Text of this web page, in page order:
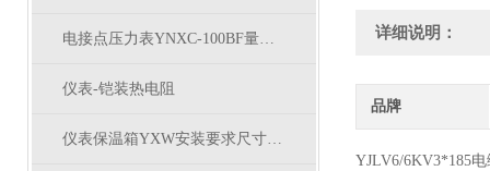
电接点压力表YNXC-100BF量程多少
仪表-铠装热电阻
仪表保温箱YXW安装要求尺寸有哪些？
详细说明：
品牌
YJLV6/6KV3*185